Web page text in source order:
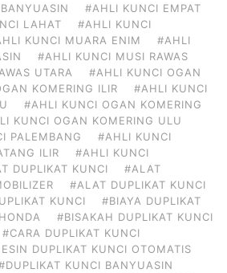
#AHLI KUNCI EMPAT
LAHAT
#AHLI KUNCI
KUNCI MUARA ENIM
#AHLI
#AHLI KUNCI MUSI RAWAS
UTARA
#AHLI KUNCI OGAN
KOMERING ILIR
#AHLI KUNCI
#AHLI KUNCI OGAN KOMERING
KUNCI OGAN KOMERING ULU
PALEMBANG
#AHLI KUNCI
ILIR
#AHLI KUNCI
DUPLIKAT KUNCI
#ALAT
#ALAT DUPLIKAT KUNCI
KUNCI
#BIAYA DUPLIKAT
#BISAKAH DUPLIKAT KUNCI
#CARA DUPLIKAT KUNCI
DUPLIKAT KUNCI OTOMATIS
KUNCI BANYUASIN